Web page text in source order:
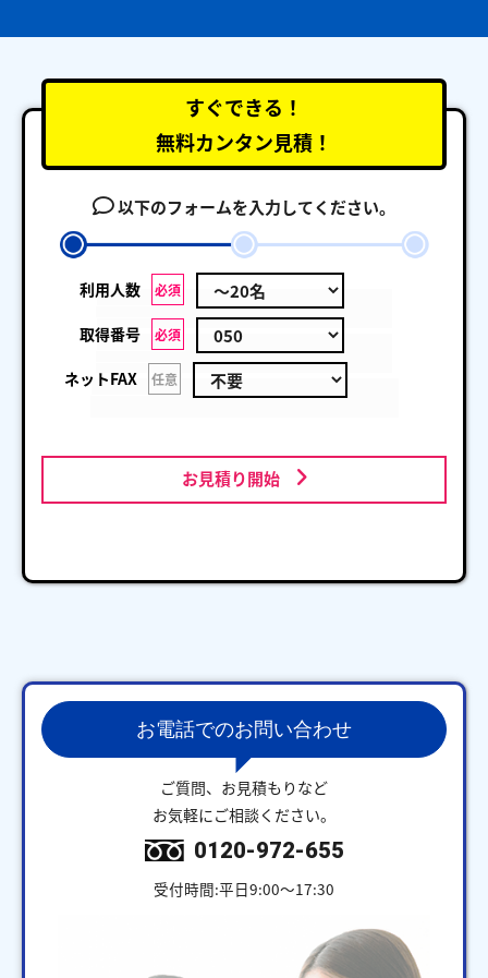
すぐできる！
無料カンタン見積！
以下のフォームを入力してください。
利用人数 必須
取得番号 必須
ネットFAX 任意
お見積り開始
お電話でのお問い合わせ
ご質問、お見積もりなど
お気軽にご相談ください。
0120-972-655
受付時間:平日9:00～17:30